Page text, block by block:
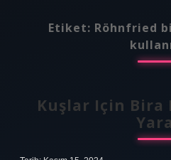
Etiket: Röhnfried
Kuşlar Için Bira